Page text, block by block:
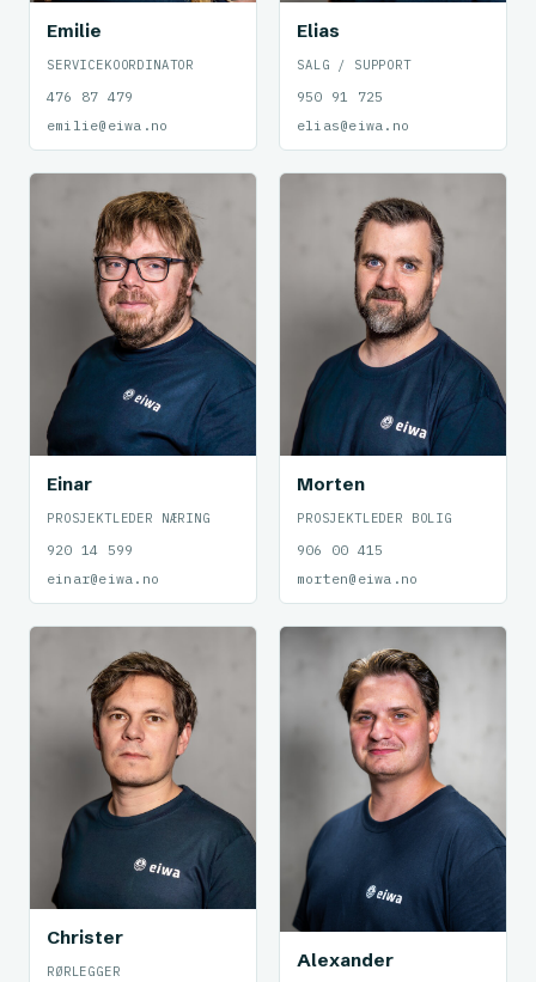
Emilie
SERVICEKOORDINATOR
476 87 479
emilie@eiwa.no
Elias
SALG / SUPPORT
950 91 725
elias@eiwa.no
Einar
PROSJEKTLEDER NÆRING
920 14 599
einar@eiwa.no
Morten
PROSJEKTLEDER BOLIG
906 00 415
morten@eiwa.no
Christer
RØRLEGGER
Alexander